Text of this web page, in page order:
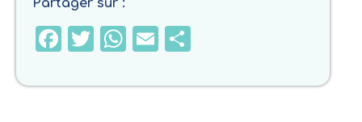
Partager sur :
Facebook
Twitter
WhatsApp
Email